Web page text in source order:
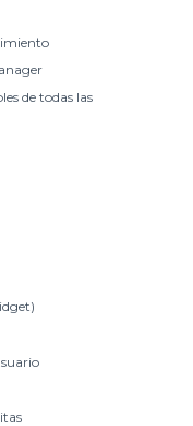
de todas las